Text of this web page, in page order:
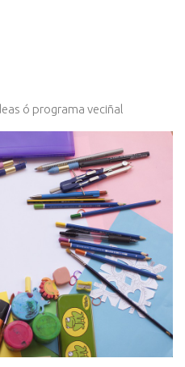
ó programa veciñal